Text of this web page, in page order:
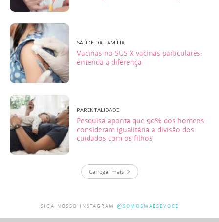
SAÚDE DA FAMÍLIA
Vacinas no SUS X vacinas particulares:
entenda a diferença
PARENTALIDADE
Pesquisa aponta que 90% dos homens
consideram igualitária a divisão dos
cuidados com os filhos
Carregar mais
SIGA NOSSO INSTAGRAM @SOMOSMAESEVOCE